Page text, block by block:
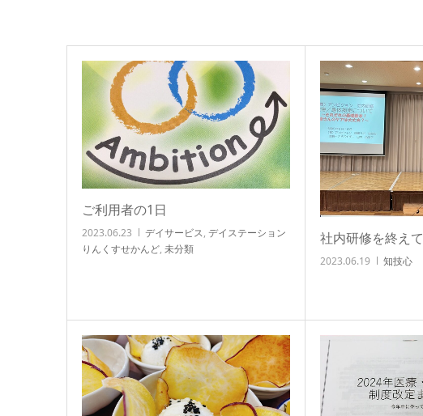
ご利用者の1日
2023.06.23 デイサービス, デイステーション
りんくすせかんど, 未分類
社内研修を終えて
2023.06.19 知技心